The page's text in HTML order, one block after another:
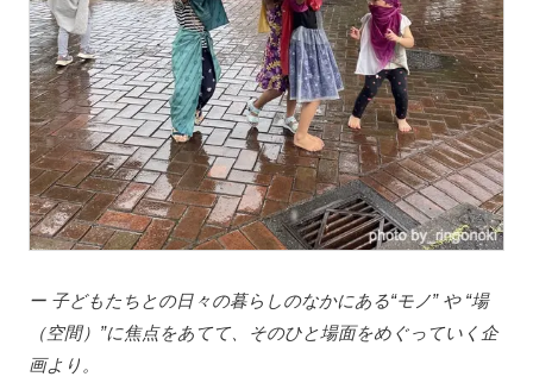
ー 子どもたちとの日々の暮らしのなかにある“モノ” や “場
（空間）”に焦点をあてて、そのひと場面をめぐっていく企
画より。